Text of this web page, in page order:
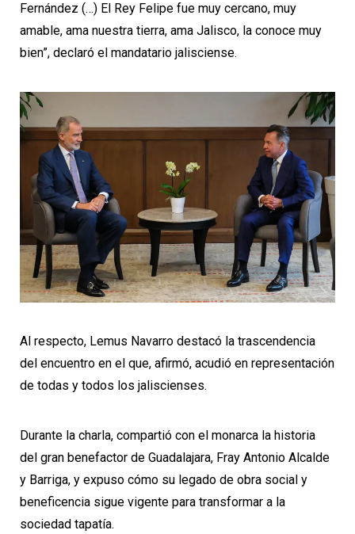
Fernández (…) El Rey Felipe fue muy cercano, muy
amable, ama nuestra tierra, ama Jalisco, la conoce muy
bien”, declaró el mandatario jalisciense.
Al respecto, Lemus Navarro destacó la trascendencia
del encuentro en el que, afirmó, acudió en representación
de todas y todos los jaliscienses.
Durante la charla, compartió con el monarca la historia
del gran benefactor de Guadalajara, Fray Antonio Alcalde
y Barriga, y expuso cómo su legado de obra social y
beneficencia sigue vigente para transformar a la
sociedad tapatía.